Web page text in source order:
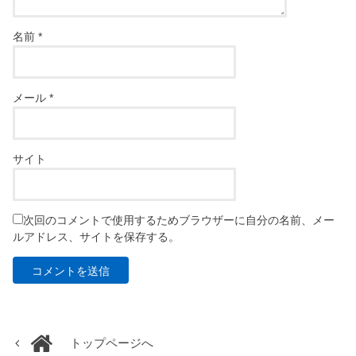
名前*
メール*
サイト
次回のコメントで使用するためブラウザーに自分の名前、メー
ルアドレス、サイトを保存する。
トップページへ